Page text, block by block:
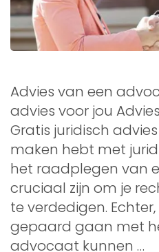
Advies van een
advies voor jou
Gratis juridisch
maken hebt met
het raadplegen van
cruciaal zijn om je
te verdedigen.
gepaard gaan met
advocaat kunnen …